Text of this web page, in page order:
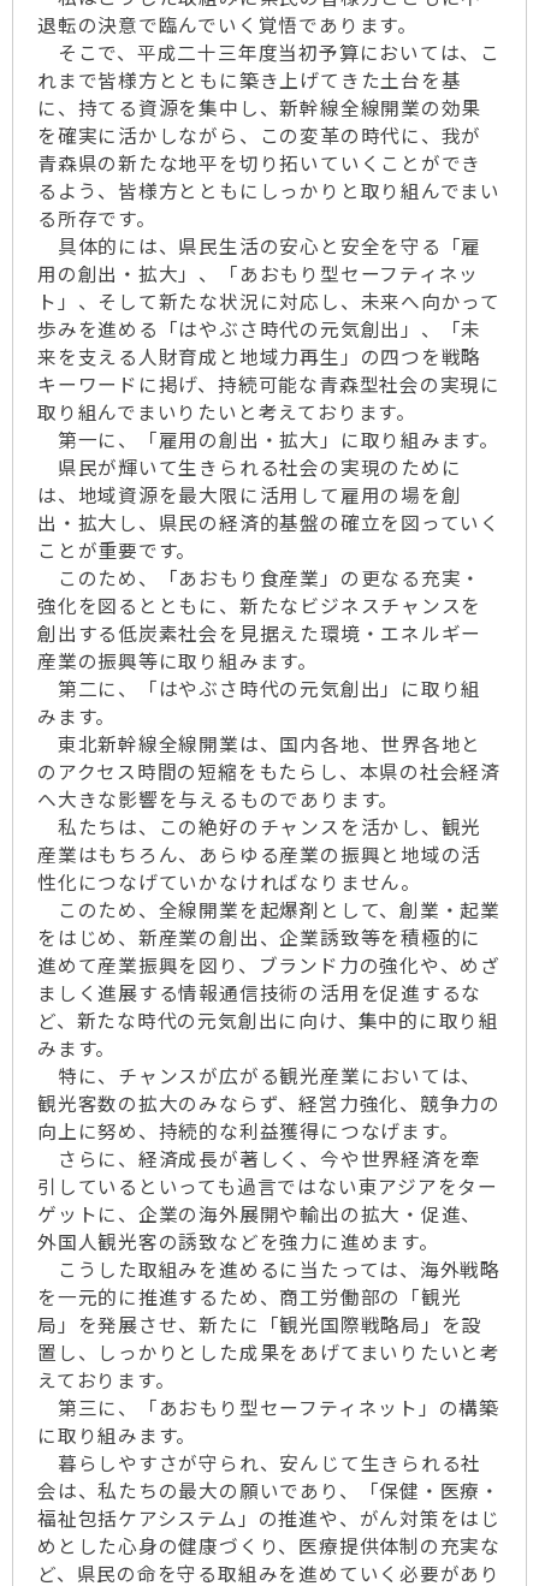
退転の決意で臨んでいく覚悟であります。
そこで、平成二十三年度当初予算においては、こ
れまで皆様方とともに築き上げてきた土台を基
に、持てる資源を集中し、新幹線全線開業の効果
を確実に活かしながら、この変革の時代に、我が
青森県の新たな地平を切り拓いていくことができ
るよう、皆様方とともにしっかりと取り組んでまい
る所存です。
具体的には、県民生活の安心と安全を守る「雇
用の創出・拡大」、「あおもり型セーフティネッ
ト」、そして新たな状況に対応し、未来へ向かって
歩みを進める「はやぶさ時代の元気創出」、「未
来を支える人財育成と地域力再生」の四つを戦略
キーワードに掲げ、持続可能な青森型社会の実現に
取り組んでまいりたいと考えております。
第一に、「雇用の創出・拡大」に取り組みます。
県民が輝いて生きられる社会の実現のために
は、地域資源を最大限に活用して雇用の場を創
出・拡大し、県民の経済的基盤の確立を図っていく
ことが重要です。
このため、「あおもり食産業」の更なる充実・
強化を図るとともに、新たなビジネスチャンスを
創出する低炭素社会を見据えた環境・エネルギー
産業の振興等に取り組みます。
第二に、「はやぶさ時代の元気創出」に取り組
みます。
東北新幹線全線開業は、国内各地、世界各地と
のアクセス時間の短縮をもたらし、本県の社会経済
へ大きな影響を与えるものであります。
私たちは、この絶好のチャンスを活かし、観光
産業はもちろん、あらゆる産業の振興と地域の活
性化につなげていかなければなりません。
このため、全線開業を起爆剤として、創業・起業
をはじめ、新産業の創出、企業誘致等を積極的に
進めて産業振興を図り、ブランド力の強化や、めざ
ましく進展する情報通信技術の活用を促進するな
ど、新たな時代の元気創出に向け、集中的に取り組
みます。
特に、チャンスが広がる観光産業においては、
観光客数の拡大のみならず、経営力強化、競争力の
向上に努め、持続的な利益獲得につなげます。
さらに、経済成長が著しく、今や世界経済を牽
引しているといっても過言ではない東アジアをター
ゲットに、企業の海外展開や輸出の拡大・促進、
外国人観光客の誘致などを強力に進めます。
こうした取組みを進めるに当たっては、海外戦略
を一元的に推進するため、商工労働部の「観光
局」を発展させ、新たに「観光国際戦略局」を設
置し、しっかりとした成果をあげてまいりたいと考
えております。
第三に、「あおもり型セーフティネット」の構築
に取り組みます。
暮らしやすさが守られ、安んじて生きられる社
会は、私たちの最大の願いであり、「保健・医療・
福祉包括ケアシステム」の推進や、がん対策をはじ
めとした心身の健康づくり、医療提供体制の充実な
ど、県民の命を守る取組みを進めていく必要があり